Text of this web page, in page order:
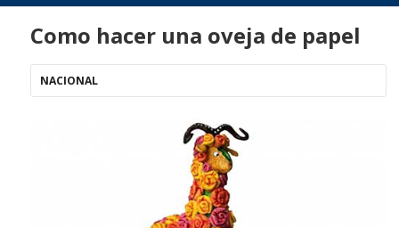
Como hacer una oveja de papel
NACIONAL